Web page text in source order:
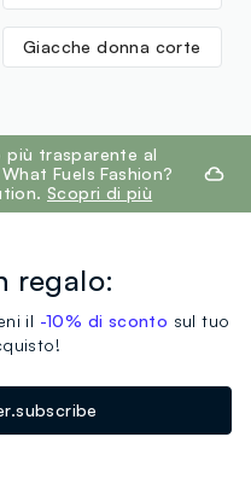
Giacche donna corte
più trasparente al
Fuels Fashion?
Scopri di più
regalo:
il -10% di sconto sul tuo